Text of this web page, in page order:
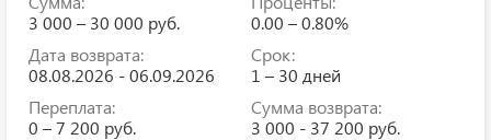
3 000 – 30 000 руб.
0.00 – 0.80%
Дата возврата:
08.08.2026 - 06.09.2026
Срок:
1 – 30 дней
Переплата:
0 – 7 200 руб.
Сумма возврата:
3 000 - 37 200 руб.